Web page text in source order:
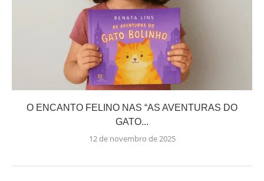
O ENCANTO FELINO NAS “AS AVENTURAS DO
GATO...
12 de novembro de 2025